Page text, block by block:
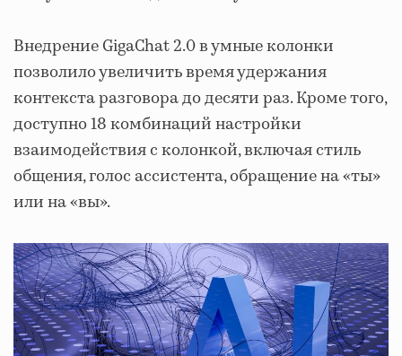
Внедрение GigaChat 2.0 в умные колонки
позволило увеличить время удержания
контекста разговора до десяти раз. Кроме того,
доступно 18 комбинаций настройки
взаимодействия с колонкой, включая стиль
общения, голос ассистента, обращение на «ты»
или на «вы».